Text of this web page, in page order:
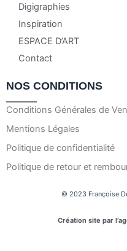
Digigraphies
Inspiration
ESPACE D’ART
Contact
NOS CONDITIONS
Conditions Générales de
Mentions Légales
Politique de confidentialité
Politique de retour et
© 2023 Françoise
Création site par